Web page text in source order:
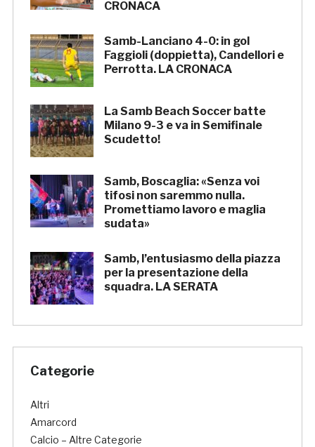
CRONACA
Samb-Lanciano 4-0: in gol
Faggioli (doppietta), Candellori e
Perrotta. LA CRONACA
La Samb Beach Soccer batte
Milano 9-3 e va in Semifinale
Scudetto!
Samb, Boscaglia: «Senza voi
tifosi non saremmo nulla.
Promettiamo lavoro e maglia
sudata»
Samb, l’entusiasmo della piazza
per la presentazione della
squadra. LA SERATA
Categorie
Altri
Amarcord
Calcio – Altre Categorie